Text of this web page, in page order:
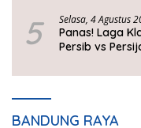
5 Selasa, 4 Agustus
Panas! Laga
Persib vs
BANDUNG RAYA